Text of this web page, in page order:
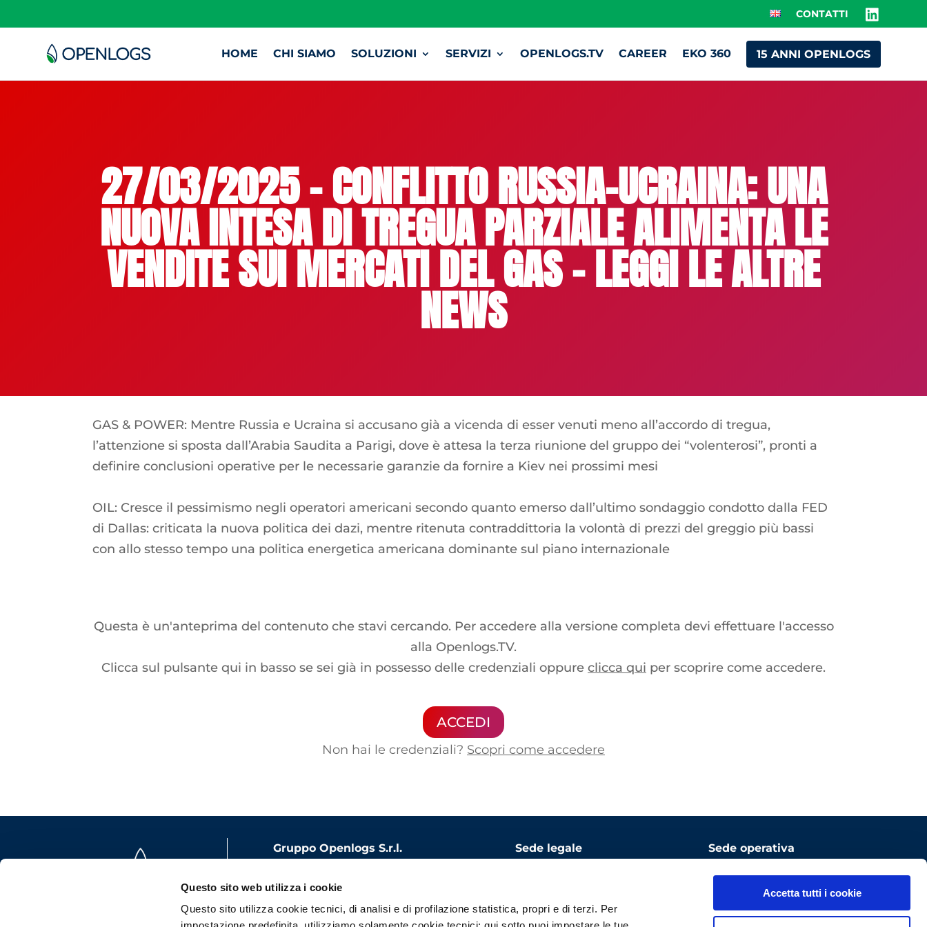
Questo sito web utilizza i cookie
Questo sito utilizza cookie tecnici, di analisi e di profilazione statistica, propri e di terzi. Per
Accetta tutti i cookie
CONTATTI
HOME CHI SIAMO SOLUZIONI SERVIZI OPENLOGS.TV CAREER EKO 360 15 ANNI OPENLOGS
27/03/2025 – CONFLITTO RUSSIA-UCRAINA: UNA
NUOVA INTESA DI TREGUA PARZIALE ALIMENTA LE
VENDITE SUI MERCATI DEL GAS – LEGGI LE ALTRE
NEWS
GAS & POWER: Mentre Russia e Ucraina si accusano già a vicenda di esser venuti meno all’accordo di tregua,
l’attenzione si sposta dall’Arabia Saudita a Parigi, dove è attesa la terza riunione del gruppo dei “volenterosi”, pronti a
definire conclusioni operative per le necessarie garanzie da fornire a Kiev nei prossimi mesi
OIL: Cresce il pessimismo negli operatori americani secondo quanto emerso dall’ultimo sondaggio condotto dalla FED
di Dallas: criticata la nuova politica dei dazi, mentre ritenuta contraddittoria la volontà di prezzi del greggio più bassi
con allo stesso tempo una politica energetica americana dominante sul piano internazionale
Questa è un'anteprima del contenuto che stavi cercando. Per accedere alla versione completa devi effettuare l'accesso
alla Openlogs.TV.
Clicca sul pulsante qui in basso se sei già in possesso delle credenziali oppure clicca qui per scoprire come accedere.
ACCEDI
Non hai le credenziali? Scopri come accedere
Gruppo Openlogs S.r.l.
i.v.
P.iva: 06975340966
Sede legale
Sede operativa
Via Cavour, 2 – 22074 Lomazzo